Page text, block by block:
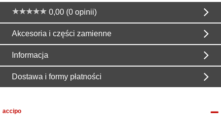
0,00 (0 opinii)
Akcesoria i części zamienne
Informacja
Dostawa i formy płatności
accipo